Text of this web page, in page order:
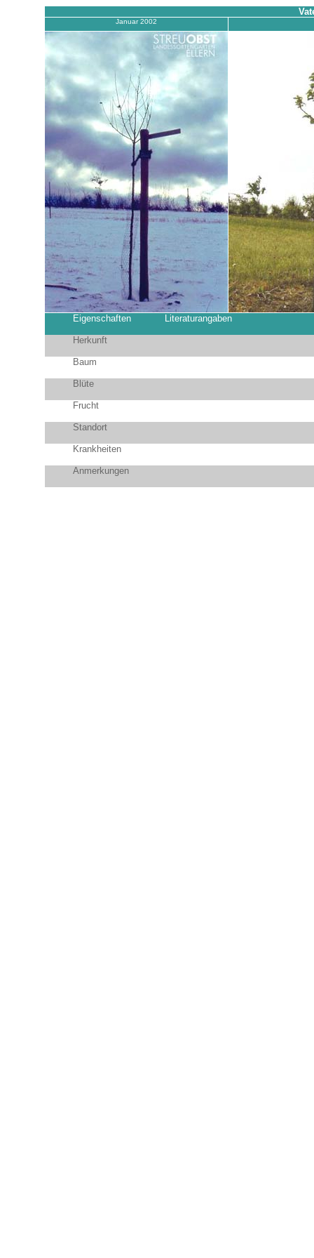
Januar 2002
Eigenschaften Literaturangaben
Herkunft
Baum
Blüte
Frucht
Standort
Krankheiten
Anmerkungen